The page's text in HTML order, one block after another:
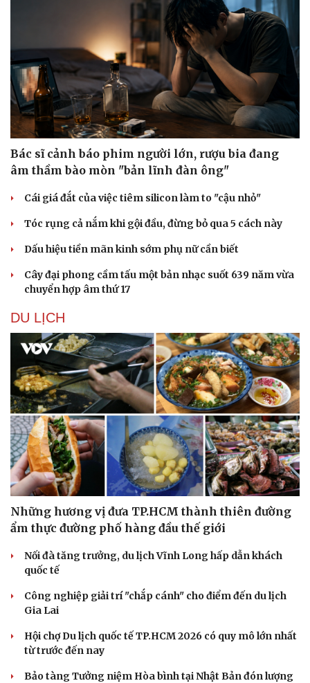
Thể thao
Bóng đá
Thế giới thể thao
eSports
Ô tô - Xe máy
Ô tô
Tư vấn
Bác sĩ cảnh báo phim người lớn, rượu bia đang
âm thầm bào mòn "bản lĩnh đàn ông"
Cái giá đắt của việc tiêm silicon làm to "cậu nhỏ"
Tóc rụng cả nắm khi gội đầu, đừng bỏ qua 5 cách này
Dấu hiệu tiền mãn kinh sớm phụ nữ cần biết
Cây đại phong cầm tấu một bản nhạc suốt 639 năm vừa
chuyển hợp âm thứ 17
DU LỊCH
Những hương vị đưa TP.HCM thành thiên đường
ẩm thực đường phố hàng đầu thế giới
Nối đà tăng trưởng, du lịch Vĩnh Long hấp dẫn khách
quốc tế
Công nghiệp giải trí "chắp cánh" cho điểm đến du lịch
Gia Lai
Hội chợ Du lịch quốc tế TP.HCM 2026 có quy mô lớn nhất
từ trước đến nay
Bảo tàng Tưởng niệm Hòa bình tại Nhật Bản đón lượng